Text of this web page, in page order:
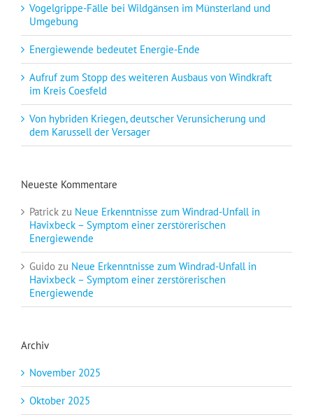
Vogelgrippe-Fälle bei Wildgänsen im Münsterland und
Umgebung
Energiewende bedeutet Energie-Ende
Aufruf zum Stopp des weiteren Ausbaus von Windkraft
im Kreis Coesfeld
Von hybriden Kriegen, deutscher Verunsicherung und
dem Karussell der Versager
Neueste Kommentare
Patrick zu Neue Erkenntnisse zum Windrad-Unfall in
Havixbeck – Symptom einer zerstörerischen
Energiewende
Guido zu Neue Erkenntnisse zum Windrad-Unfall in
Havixbeck – Symptom einer zerstörerischen
Energiewende
Archiv
November 2025
Oktober 2025